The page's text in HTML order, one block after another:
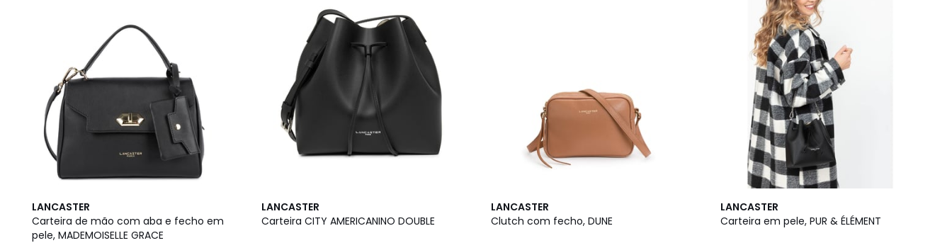
LANCASTER
Carteira de mão com aba e fecho em
pele, MADEMOISELLE GRACE
5
/
5
2
Cores
LANCASTER
Carteira CITY AMERICANINO DOUBLE
LANCASTER
Clutch com fecho, DUNE
LANCASTER
Carteira em pele, PUR & ÉLÉMENT
2
Cores